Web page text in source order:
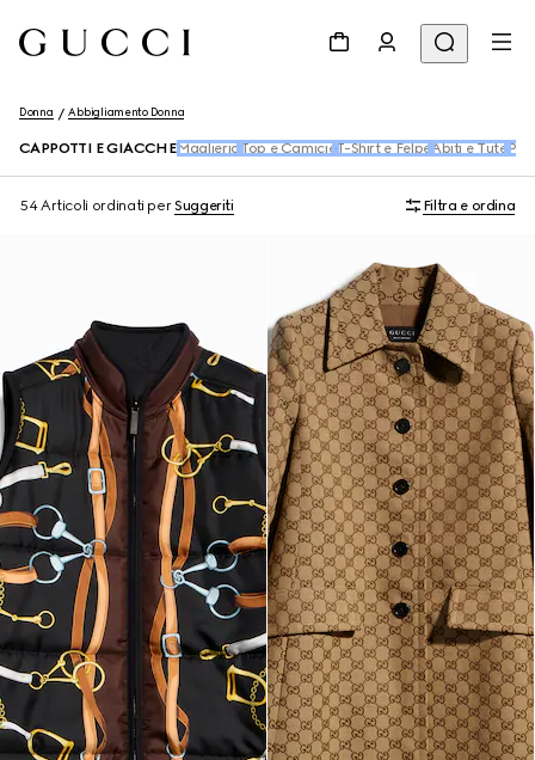
Donna Abbigliamento Donna
CAPPOTTI E GIACCHE Maglieria Top e CamicieT-Shirt e Felpe Abiti e Tute
54 Articoli ordinati perSuggeriti Filtra e ordina